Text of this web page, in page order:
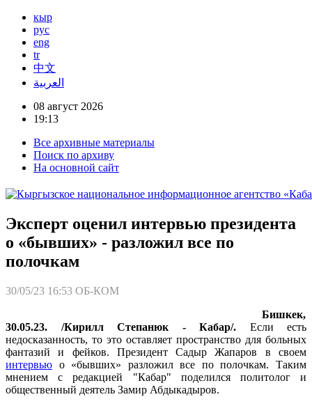
кыр
рус
eng
tr
中文
العربية
08 август 2026
19:13
Все архивные материалы
Поиск по архиву
На основной сайт
Эксперт оценил интервью президента
о «бывших» - разложил все по
полочкам
30/05/23 16:53 ОБ-КОМ
Бишкек,
30.05.23. /Кирилл Степанюк - Кабар/. Если есть
недосказанность, то это оставляет пространство для больных
фантазий и фейков. Президент Садыр Жапаров в своем
интервью о «бывших» разложил все по полочкам. Таким
мнением с редакцией "Кабар" поделился политолог и
общественный деятель Замир Абдыкадыров.